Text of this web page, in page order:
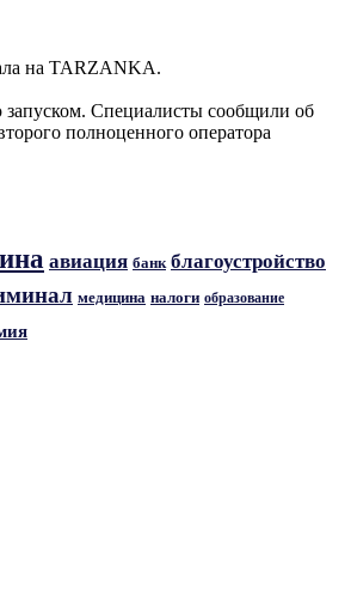
на TARZANKA.
Специалисты сообщили об
полноценного оператора
авиация банк благоустройство
медицина налоги образование